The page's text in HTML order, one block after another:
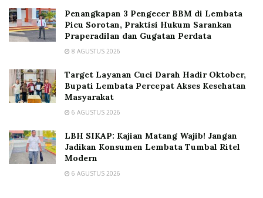
Penangkapan 3 Pengecer BBM di Lembata
Picu Sorotan, Praktisi Hukum Sarankan
Praperadilan dan Gugatan Perdata
8 AGUSTUS 2026
Target Layanan Cuci Darah Hadir Oktober,
Bupati Lembata Percepat Akses Kesehatan
Masyarakat
6 AGUSTUS 2026
LBH SIKAP: Kajian Matang Wajib! Jangan
Jadikan Konsumen Lembata Tumbal Ritel
Modern
6 AGUSTUS 2026